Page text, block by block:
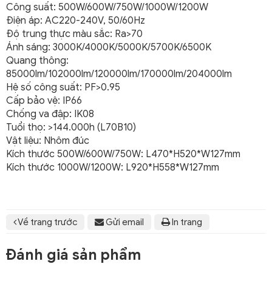
Công suất: 500W/600W/750W/1000W/1200W
Điện áp: AC220-240V, 50/60Hz
Độ trung thực màu sắc: Ra>70
Ánh sáng: 3000K/4000K/5000K/5700K/6500K
Quang thông:
85000lm/102000lm/120000lm/170000lm/204000lm
Hệ số công suất: PF>0.95
Cấp bảo vệ: IP66
Chống va đập: IK08
Tuổi thọ: >144.000h (L70B10)
Vật liệu: Nhôm đúc
Kích thước 500W/600W/750W: L470*H520*W127mm
Kích thước 1000W/1200W: L920*H558*W127mm
Về trang trước Gửi email In trang
Đánh giá sản phẩm